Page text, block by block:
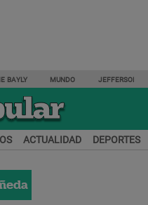
BAYLY MUNDO JEFFERSON
ACTUALIDAD DEPORTES